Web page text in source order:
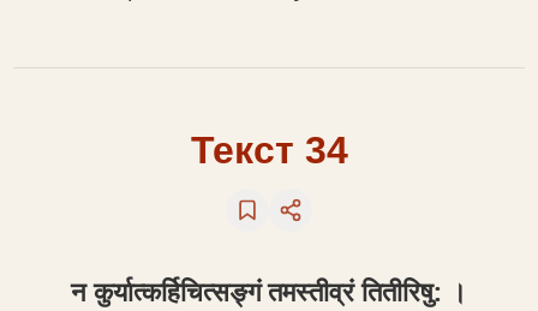
Текст 34
न कुर्यात्कर्हिचित्सङ्गं तमस्तीव्रं तितीरिषु: ।